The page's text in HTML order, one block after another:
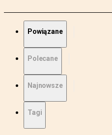
Powiązane
Polecane
Najnowsze
Tagi